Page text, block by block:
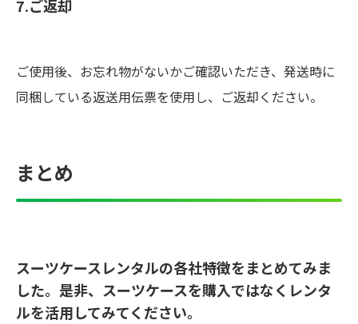
7.ご返却
ご使用後、お忘れ物がないかご確認いただき、発送時に
同梱している返送用伝票を使用し、ご返却ください。
まとめ
スーツケースレンタルの各社特徴をまとめてみま
した。是非、スーツケースを購入ではなくレンタ
ルを活用してみてください。